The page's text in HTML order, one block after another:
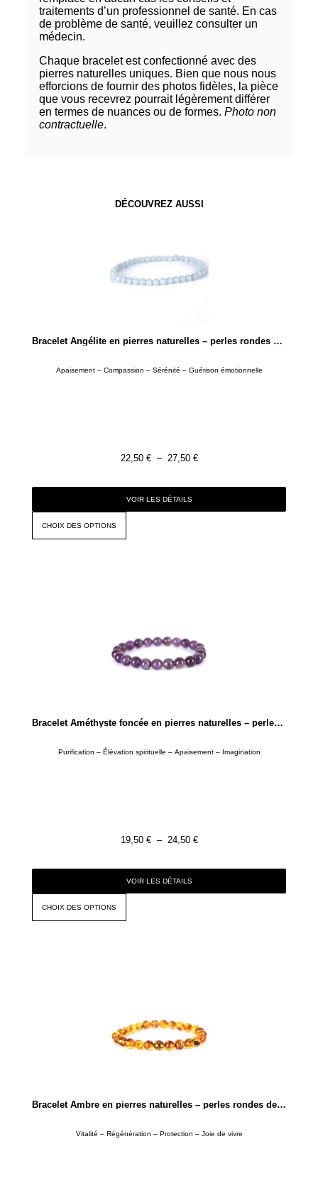
traitements d’un professionnel de santé. En cas
de problème de santé, veuillez consulter un
médecin.
Chaque bracelet est confectionné avec des
pierres naturelles uniques. Bien que nous nous
efforcions de fournir des photos fidèles, la pièce
que vous recevrez pourrait légèrement différer
en termes de nuances ou de formes. Photo non
contractuelle.
DÉCOUVREZ AUSSI
Bracelet Angélite en pierres naturelles – perles rondes de 4mm ou 8mm
Apaisement – Compassion – Sérénité – Guérison émotionnelle
22,50 € – 27,50 €
VOIR LES DÉTAILS
CHOIX DES OPTIONS
Bracelet Améthyste foncée en pierres naturelles – perles rondes de 4mm ou 8mm
Purification – Élévation spirituelle – Apaisement – Imagination
19,50 € – 24,50 €
VOIR LES DÉTAILS
CHOIX DES OPTIONS
Bracelet Ambre en pierres naturelles – perles rondes de 4mm ou 8mm
Vitalité – Régénération – Protection – Joie de vivre